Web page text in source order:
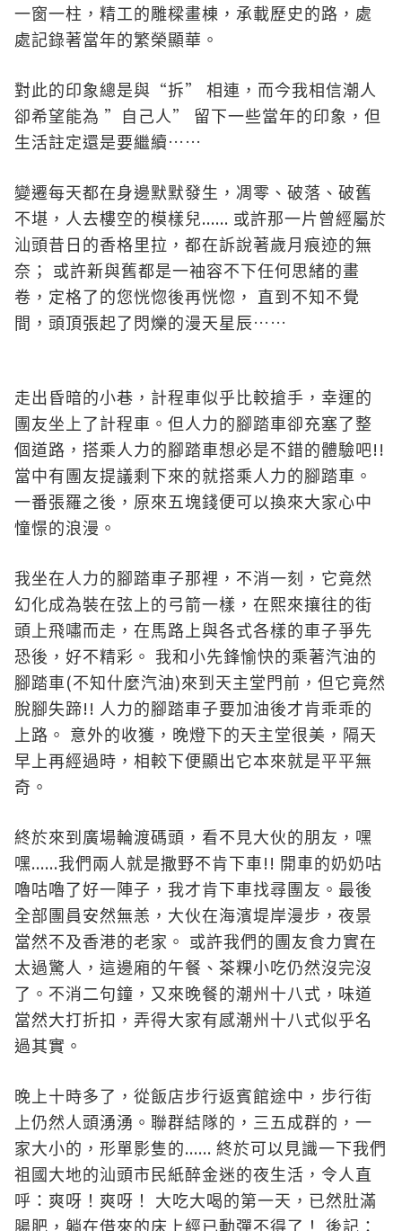
一窗一柱，精工的雕樑畫棟，承載歷史的路，處
處記錄著當年的繁榮顯華。
對此的印象總是與 “拆”
相連，而今我相信潮人
卻希望能為 ” 自己人”
留下一些當年的印象，但
生活註定還是要繼續 ……
變遷每天都在身邊默默發生，凋零、破落、破舊
不堪，人去樓空的模樣兒...... 或許那一片曾經屬於
汕頭昔日的香格里拉，都在訴說著歲月痕迹的無
奈；
或許新與舊都是一袖容不下任何思緒的畫
卷，定格了 的您恍惚後再恍惚，
直到不知不覺
間，頭頂張起了閃爍的漫天星辰 ……
走出昏暗的小巷，計程車似乎比較搶手，幸運的
團友坐上了計程車。但人力的腳踏車卻充塞了整
個道路，搭乘人力的腳踏車想必是不錯的體驗吧!!
當中有團友提議剩下來的就搭乘人力的腳踏車。
一番張羅之後，原來五塊錢便可以換來大家心中
憧憬的浪漫。
我坐在人力的腳踏車子那裡，不消一刻，它竟然
幻化成為裝在弦上的弓箭一樣，在熙來攘往的街
頭上飛嘯而走，在馬路上與各式各樣的車子爭先
恐後，好不精彩。
我和小先鋒愉快的乘著汽油的
腳踏車 (不知什麼汽油)來到天主堂門前，但它竟然
脫腳失蹄!! 人力的腳踏車子要加油後才肯乖乖的
上路。
意外的收獲，晚燈下的天主堂很美，隔天
早上再經過時，相較下便顯出它本來就是平平無
奇。
終於來到廣場輪渡碼頭，看不見大伙的朋友，嘿
嘿......我們兩人就是撒野不肯下車 !! 開車的奶奶咕
嚕咕嚕了好一陣子，我才肯下車找尋團友。最後
全部團員安然無恙，大伙在海濱堤岸漫步，夜景
當然不及香港的老家。
或許我們的團友食力實在
太過驚人，這邊廂的午餐、茶粿小吃仍然沒完沒
了。不消二句鐘，又來晚餐的潮州十八式，味道
當然大打折扣，弄得大家有感潮州十八式似乎名
過其實。
晚上十時多了，從飯店步行返賓館途中，步行街
上仍然人頭湧湧。聯群結隊的，三五成群的，一
家大小的，形單影隻的...... 終於可以見識一下我們
祖國大地的汕頭市民紙醉金迷的夜生活，令人直
呼：爽呀！爽呀！
大吃大喝的第一天，已然肚滿
腸肥，躺在借來的床上經已動彈不得了！
後記：